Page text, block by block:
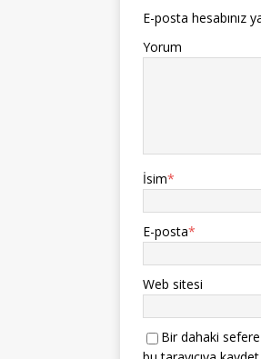
E-posta hesabınız
Yorum
İsim*
E-posta*
Web sitesi
Bir dahaki